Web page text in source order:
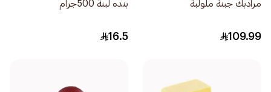
مرادبك جبنة ملولبة
109.99
بنده لبنة 500جرام
16.5